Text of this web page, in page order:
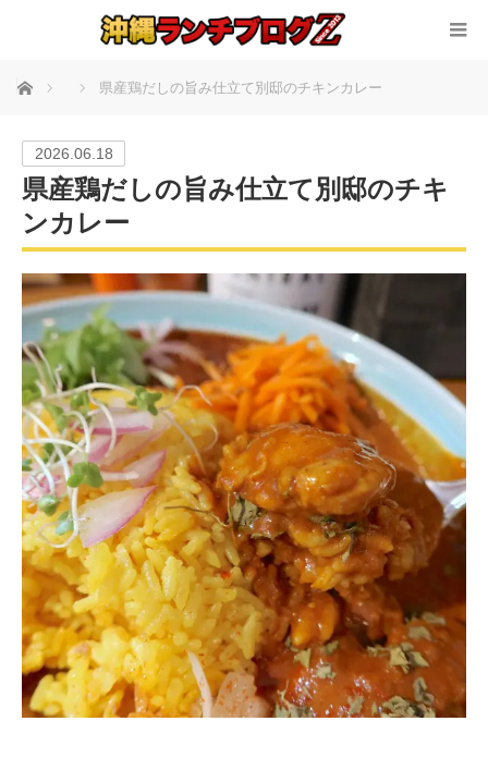
ホーム 県産鶏だしの旨み仕立て別邸のチキンカレー
2026.06.18
県産鶏だしの旨み仕立て別邸のチキ
ンカレー